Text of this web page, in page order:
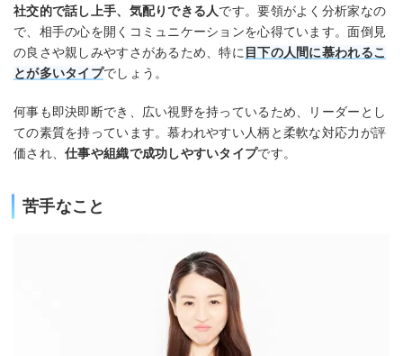
社交的で話し上手、気配りできる人です。要領がよく分析家なの
で、相手の心を開くコミュニケーションを心得ています。面倒見
の良さや親しみやすさがあるため、特に 目下の人間に慕われるこ
とが多いタイプでしょう。
何事も即決即断でき、広い視野を持っているため、リーダーとし
ての素質を持っています。慕われやすい人柄と柔軟な対応力が評
価され、仕事や組織で成功しやすいタイプです。
苦手なこと